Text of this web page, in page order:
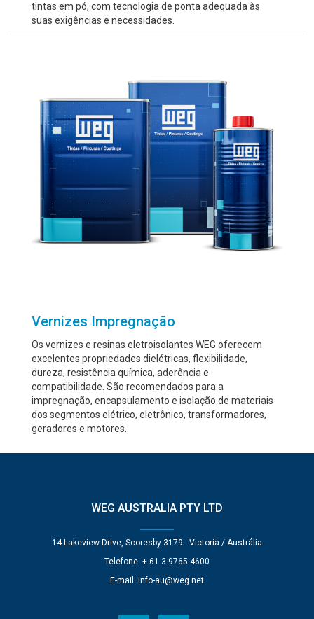
tintas em pó, com tecnologia de ponta adequada às
suas exigências e necessidades.
Vernizes Impregnação
Os vernizes e resinas eletroisolantes WEG oferecem
excelentes propriedades dielétricas, flexibilidade,
dureza, resistência química, aderência e
compatibilidade. São recomendados para a
impregnação, encapsulamento e isolação de materiais
dos segmentos elétrico, eletrônico, transformadores,
geradores e motores.
WEG AUSTRALIA PTY LTD
14 Lakeview Drive, Scoresby 3179 - Victoria / Austrália
Telefone: + 61 3 9765 4600
E-mail: info-au@weg.net